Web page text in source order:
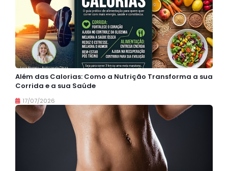
Além das Calorias: Como a Nutrição Transforma a sua
Corrida e a sua Saúde
17/07/2026